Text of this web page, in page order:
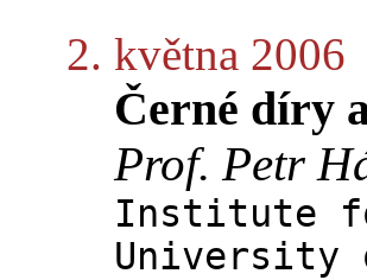
2. května 2006
Černé díry
Prof. Petr
Institute
University